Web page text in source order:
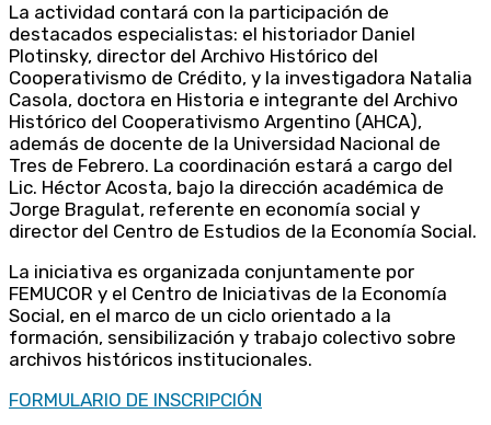
La actividad contará con la participación de
destacados especialistas: el historiador Daniel
Plotinsky, director del Archivo Histórico del
Cooperativismo de Crédito, y la investigadora Natalia
Casola, doctora en Historia e integrante del Archivo
Histórico del Cooperativismo Argentino (AHCA),
además de docente de la Universidad Nacional de
Tres de Febrero. La coordinación estará a cargo del
Lic. Héctor Acosta, bajo la dirección académica de
Jorge Bragulat, referente en economía social y
director del Centro de Estudios de la Economía Social.
La iniciativa es organizada conjuntamente por
FEMUCOR y el Centro de Iniciativas de la Economía
Social, en el marco de un ciclo orientado a la
formación, sensibilización y trabajo colectivo sobre
archivos históricos institucionales.
FORMULARIO DE INSCRIPCIÓN